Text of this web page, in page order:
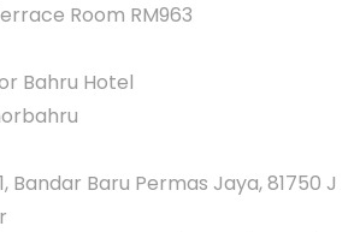
Room RM963
Bahru Hotel
Bandar Baru Permas Jaya, 81750 J